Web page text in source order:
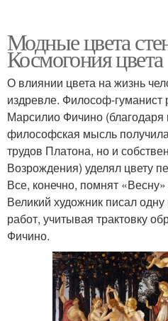
Модные цвета
Космогония цвета
О влиянии цвета на жизнь
издревле. Философ-гуманист
Марсилио Фичино (благодаря
философская мысль
трудов Платона, но и
Возрождения) уделял цвету
Все, конечно, помнят
Великий художник писал
работ, учитывая трактовку
Фичино.